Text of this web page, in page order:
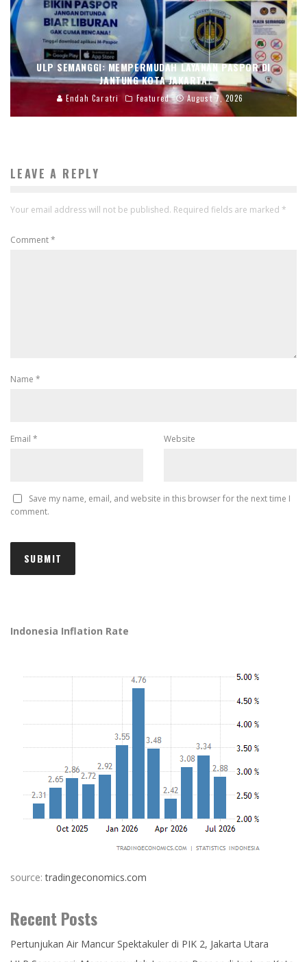
ULP SEMANGGI: MEMPERMUDAH LAYANAN PASPOR DI
JANTUNG KOTA JAKARTA
Endah Caratri Featured August 7, 2026
LEAVE A REPLY
Your email address will not be published. Required fields are marked *
Comment*
Name *
Email * Website
Save my name, email, and website in this browser for the next time I
comment.
Indonesia Inflation Rate
source:tradingeconomics.com
Recent Posts
Pertunjukan Air Mancur Spektakuler di PIK 2, Jakarta Utara